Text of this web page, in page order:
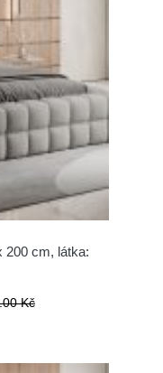
200 cm, látka:
Kč